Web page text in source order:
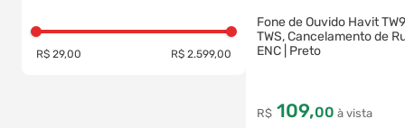
R$ 29,00 R$ 2.599,00
Fone de Ouvido Havit
TWS, Cancelamento de
ENC | Preto
R$ 109,00 à vista